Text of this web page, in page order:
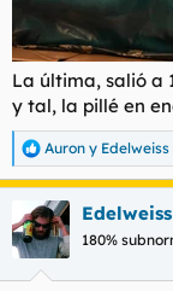
La última, salió a
y tal, la pillé en
R
e
c
c
i
Auron y Edelweiss
Edelweiss
180%